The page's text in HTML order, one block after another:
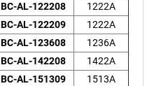
BC-AL-122208
1222A
BC-AL-122209
1222A
BC-AL-123608
1236A
BC-AL-142208
1422A
BC-AL-151309
1513A